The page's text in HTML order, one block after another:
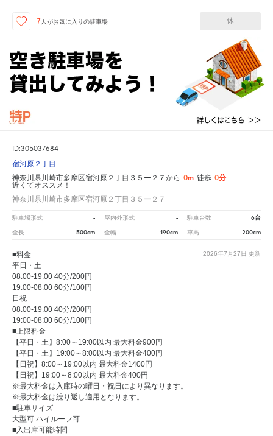
7 人がお気に入りの駐車場 休
ID:305037684
宿河原２丁目
神奈川県川崎市多摩区宿河原２丁目３５ー２７から 0m 徒歩 0分
近くてオススメ！
神奈川県川崎市多摩区宿河原２丁目３５ー２７
駐車場形式 - 屋内外形式 - 駐車台数 6台
全長 500cm 全幅 190cm 車高 200cm
2026年7月27日 更新
■料金
平日・土
08:00-19:00 40分/200円
19:00-08:00 60分/100円
日祝
08:00-19:00 40分/200円
19:00-08:00 60分/100円
■上限料金
【平日・土】8:00～19:00以内 最大料金900円
【平日・土】19:00～8:00以内 最大料金400円
【日祝】8:00～19:00以内 最大料金1400円
【日祝】19:00～8:00以内 最大料金400円
※最大料金は入庫時の曜日・祝日により異なります。
※最大料金は繰り返し適用となります。
■駐車サイズ
大型可 ハイルーフ可
■入出庫可能時間